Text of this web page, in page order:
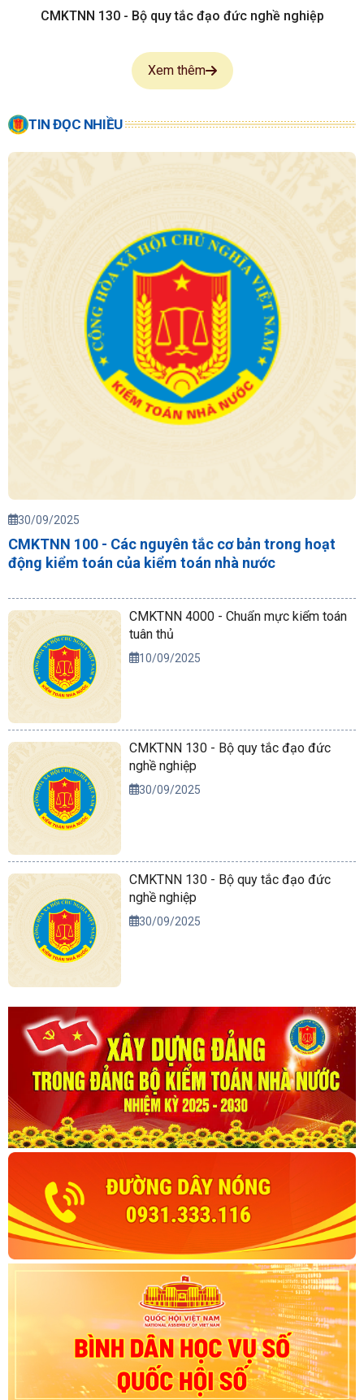
CMKTNN 130 - Bộ quy tắc đạo đức nghề nghiệp
Xem thêm
TIN ĐỌC NHIỀU
30/09/2025
CMKTNN 100 - Các nguyên tắc cơ bản trong hoạt
động kiểm toán của kiểm toán nhà nước
CMKTNN 4000 - Chuẩn mực kiểm toán
tuân thủ
10/09/2025
CMKTNN 130 - Bộ quy tắc đạo đức
nghề nghiệp
30/09/2025
CMKTNN 130 - Bộ quy tắc đạo đức
nghề nghiệp
30/09/2025